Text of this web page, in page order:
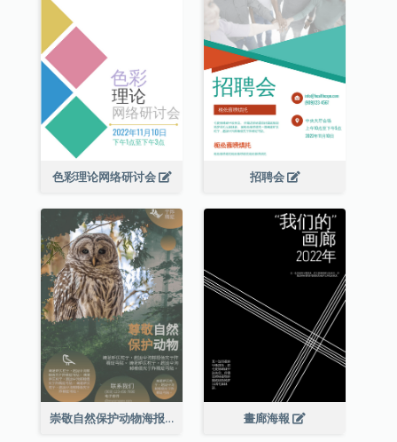
色彩理论网络研讨会 招聘会
崇敬自然保护动物海报 畫廊海報